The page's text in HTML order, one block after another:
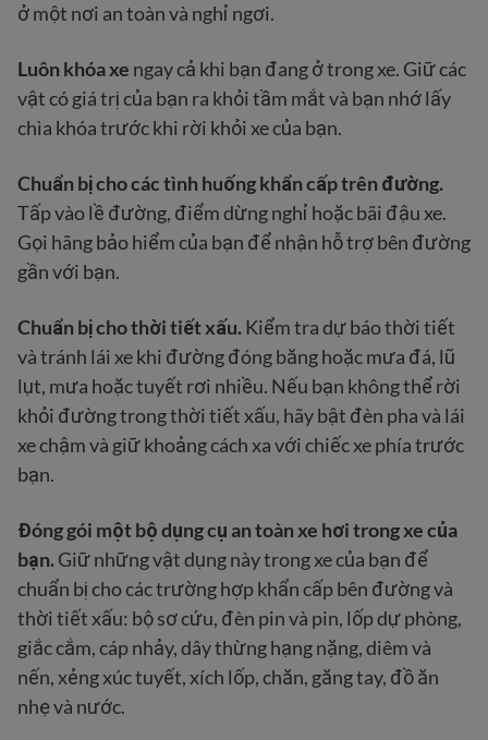
ở một nơi an toàn và nghỉ ngơi.
Luôn khóa xe ngay cả khi bạn đang ở trong xe. Giữ các
vật có giá trị của bạn ra khỏi tầm mắt và bạn nhớ lấy
chìa khóa trước khi rời khỏi xe của bạn.
Chuẩn bị cho các tình huống khẩn cấp trên đường.
Tấp vào lề đường, điểm dừng nghỉ hoặc bãi đậu xe.
Gọi hãng bảo hiểm của bạn để nhận hỗ trợ bên đường
gần với bạn.
Chuẩn bị cho thời tiết xấu.Kiểm tra dự báo thời tiết
và tránh lái xe khi đường đóng băng hoặc mưa đá, lũ
lụt, mưa hoặc tuyết rơi nhiều. Nếu bạn không thể rời
khỏi đường trong thời tiết xấu, hãy bật đèn pha và lái
xe chậm và giữ khoảng cách xa với chiếc xe phía trước
bạn.
Đóng gói một bộ dụng cụ an toàn xe hơi trong xe của
bạn.Giữ những vật dụng này trong xe của bạn để
chuẩn bị cho các trường hợp khẩn cấp bên đường và
thời tiết xấu: bộ sơ cứu, đèn pin và pin, lốp dự phòng,
giắc cắm, cáp nhảy, dây thừng hạng nặng, diêm và
nến, xẻng xúc tuyết, xích lốp, chăn, găng tay, đồ ăn
nhẹ và nước.